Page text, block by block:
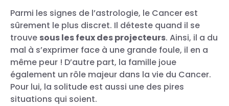
Parmi les signes de l’astrologie, le Cancer est
sûrement le plus discret. Il déteste quand il se
trouve sous les feux des projecteurs. Ainsi, il a du
mal à s’exprimer face à une grande foule, il en a
même peur ! D’autre part, la famille joue
également un rôle majeur dans la vie du Cancer.
Pour lui, la solitude est aussi une des pires
situations qui soient.